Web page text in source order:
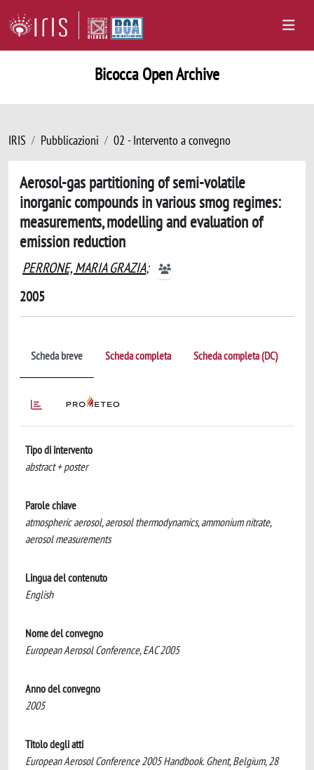
Bicocca Open Archive
IRIS Pubblicazioni 02 - Intervento a convegno
Aerosol-gas partitioning of semi-volatile
inorganic compounds in various smog regimes:
measurements, modelling and evaluation of
emission reduction
PERRONE, MARIA GRAZIA;
2005
Scheda breve Scheda completa Scheda completa (DC)
Tipo di intervento
abstract + poster
Parole chiave
atmospheric aerosol, aerosol thermodynamics, ammonium nitrate,
aerosol measurements
Lingua del contenuto
English
Nome del convegno
European Aerosol Conference, EAC 2005
Anno del convegno
2005
Titolo degli atti
European Aerosol Conference 2005 Handbook. Ghent, Belgium, 28